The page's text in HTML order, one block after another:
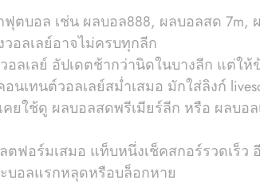
ฟุตบอล เช่น ผลบอล888, ผลบอลสด 7m,
อลเลย์อาจไม่ครบทุกลีก
อลเลย์ อัปเดตช้ากว่านิดในบางลีก แต่ให้
นเทนต์วอลเลย์สม่ำเสมอ มักใส่ลิงก์
ยใช้ดู ผลบอลสดพรีเมียร์ลีก หรือ ผลบ
ตฟอร์มเสมอ แท็บหนึ่งเช็คสกอร์รวดเร็
บอลแรกหลุดหรือบล็อกหาย